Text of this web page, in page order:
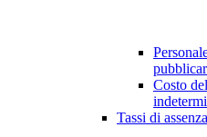
Costo
Tassi di assenza